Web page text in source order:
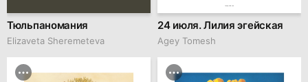
Тюльпаномания
Elizaveta Sheremeteva
24 июля. Лилия эгейская
Agey Tomesh